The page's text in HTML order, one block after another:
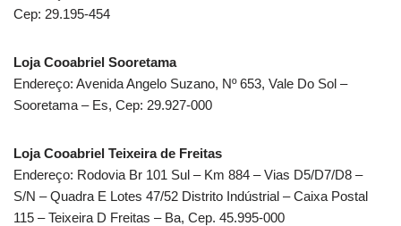
Cep: 29.195-454
Loja Cooabriel Sooretama
Endereço: Avenida Angelo Suzano, Nº 653, Vale Do Sol –
Sooretama – Es, Cep: 29.927-000
Loja Cooabriel Teixeira de Freitas
Endereço: Rodovia Br 101 Sul – Km 884 – Vias D5/D7/D8 –
S/N – Quadra E Lotes 47/52 Distrito Indústrial – Caixa Postal
115 – Teixeira D Freitas – Ba, Cep. 45.995-000